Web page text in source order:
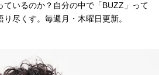
ているのか？自分の中で「BUZZ」って
尽くす。毎週月・木曜日更新。